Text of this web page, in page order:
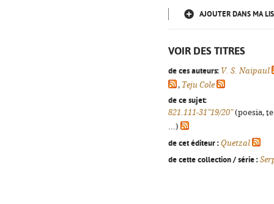
AJOUTER DANS MA
VOIR DES TITRES
de ces auteurs: V. S. Naipaul
, Teju Cole
de ce sujet:
821.111-31"19/20"(poesia,
...)
de cet éditeur : Quetzal
de cette collection / série :